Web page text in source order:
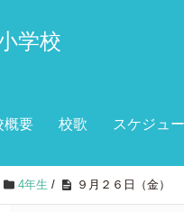
学校
概要 校歌 スケジュ
4年生 / ９月２６日（金）